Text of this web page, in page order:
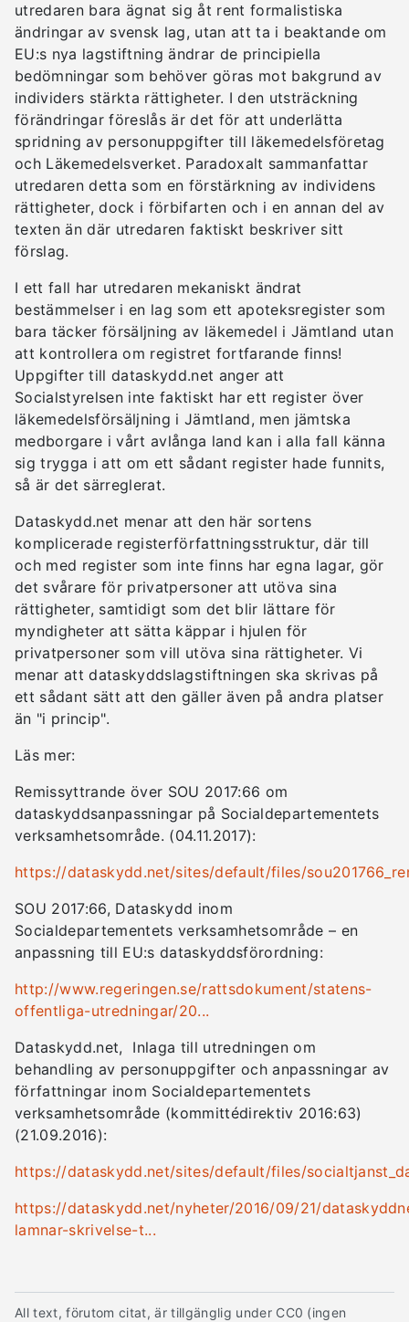
utredaren bara ägnat sig åt rent formalistiska
ändringar av svensk lag, utan att ta i beaktande om
EU:s nya lagstiftning ändrar de principiella
bedömningar som behöver göras mot bakgrund av
individers stärkta rättigheter. I den utsträckning
förändringar föreslås är det för att underlätta
spridning av personuppgifter till läkemedelsföretag
och Läkemedelsverket. Paradoxalt sammanfattar
utredaren detta som en förstärkning av individens
rättigheter, dock i förbifarten och i en annan del av
texten än där utredaren faktiskt beskriver sitt
förslag.
I ett fall har utredaren mekaniskt ändrat
bestämmelser i en lag som ett apoteksregister som
bara täcker försäljning av läkemedel i Jämtland utan
att kontrollera om registret fortfarande finns!
Uppgifter till dataskydd.net anger att
Socialstyrelsen inte faktiskt har ett register över
läkemedelsförsäljning i Jämtland, men jämtska
medborgare i vårt avlånga land kan i alla fall känna
sig trygga i att om ett sådant register hade funnits,
så är det särreglerat.
Dataskydd.net menar att den här sortens
komplicerade registerförfattningsstruktur, där till
och med register som inte finns har egna lagar, gör
det svårare för privatpersoner att utöva sina
rättigheter, samtidigt som det blir lättare för
myndigheter att sätta käppar i hjulen för
privatpersoner som vill utöva sina rättigheter. Vi
menar att dataskyddslagstiftningen ska skrivas på
ett sådant sätt att den gäller även på andra platser
än "i princip".
Läs mer:
Remissyttrande över SOU 2017:66 om
dataskyddsanpassningar på Socialdepartementets
verksamhetsområde. (04.11.2017):
https://dataskydd.net/sites/default/files/
SOU 2017:66, Dataskydd inom
Socialdepartementets verksamhetsområde – en
anpassning till EU:s dataskyddsförordning:
http://www.regeringen.se/rattsdokument/statens-
offentliga-utredningar/20...
Dataskydd.net, Inlaga till utredningen om
behandling av personuppgifter och anpassningar av
författningar inom Socialdepartementets
verksamhetsområde (kommittédirektiv 2016:63)
(21.09.2016):
https://dataskydd.net/sites/default/files/
https://dataskydd.net/nyheter/2016/09/21/
lamnar-skrivelse-t...
All text, förutom citat, är tillgänglig under CC0 (ingen